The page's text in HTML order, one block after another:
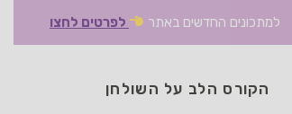
למתכונים החדשים באתר לפרטים לחצו
הקורס הלב על השולחן